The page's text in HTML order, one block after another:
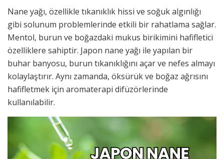
Nane yağı, özellikle tıkanıklık hissi ve soğuk algınlığı
gibi solunum problemlerinde etkili bir rahatlama sağlar.
Mentol, burun ve boğazdaki mukus birikimini hafifletici
özelliklere sahiptir. Japon nane yağı ile yapılan bir
buhar banyosu, burun tıkanıklığını açar ve nefes almayı
kolaylaştırır. Aynı zamanda, öksürük ve boğaz ağrısını
hafifletmek için aromaterapi difüzörlerinde
kullanılabilir.